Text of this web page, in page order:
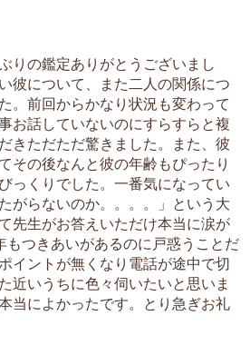
りの鑑定ありがとうございまし
彼について、また二人の関係につ
。前回からかなり状況も変わって
お話していないのにすらすらと複
きただただ驚きました。また、彼
その後なんと彼の年齢もぴったり
っくりでした。一番気になってい
がらないのか。。。。」という大
先生がお答えいただけ本当に涙が
もつきあいがあるのに戸惑うことだ
イントが無くなり電話が途中で切
近いうちに色々伺いたいと思いま
当によかったです。とり急ぎお礼